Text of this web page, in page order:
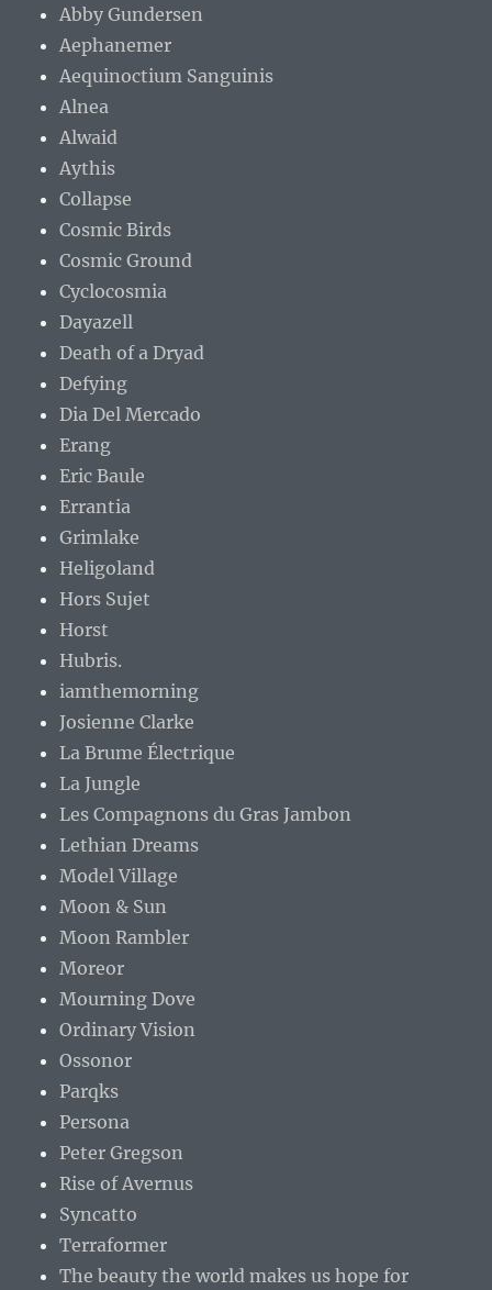
Abby Gundersen
Aephanemer
Aequinoctium Sanguinis
Alnea
Alwaid
Aythis
Collapse
Cosmic Birds
Cosmic Ground
Cyclocosmia
Dayazell
Death of a Dryad
Defying
Dia Del Mercado
Erang
Eric Baule
Errantia
Grimlake
Heligoland
Hors Sujet
Horst
Hubris.
iamthemorning
Josienne Clarke
La Brume Électrique
La Jungle
Les Compagnons du Gras Jambon
Lethian Dreams
Model Village
Moon & Sun
Moon Rambler
Moreor
Mourning Dove
Ordinary Vision
Ossonor
Parqks
Persona
Peter Gregson
Rise of Avernus
Syncatto
Terraformer
The beauty the world makes us hope for